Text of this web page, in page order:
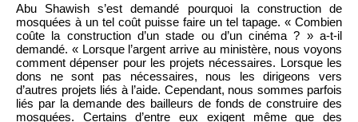
Abu Shawish s’est demandé pourquoi la construction de
mosquées à un tel coût puisse faire un tel tapage. « Combien
coûte la construction d’un stade ou d’un cinéma ? » a-t-il
demandé. « Lorsque l’argent arrive au ministère, nous voyons
comment dépenser pour les projets nécessaires. Lorsque les
dons ne sont pas nécessaires, nous les dirigeons vers
d’autres projets liés à l’aide. Cependant, nous sommes parfois
liés par la demande des bailleurs de fonds de construire des
mosquées. Certains d’entre eux exigent même que des